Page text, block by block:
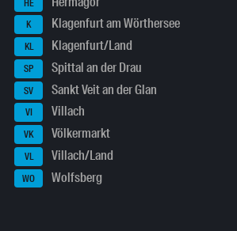
HE
K Klagenfurt am Wörthersee
KL Klagenfurt/Land
SP Spittal an der Drau
SV Sankt Veit an der Glan
VI Villach
VK Völkermarkt
VL Villach/Land
WO Wolfsberg